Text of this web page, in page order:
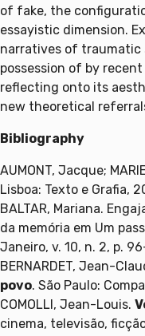
of fake, the
essayistic dimension.
narratives of traumatic
possession of by
reflecting onto its
new theoretical
Bibliography
AUMONT, Jacque;
Lisboa: Texto e Grafia,
BALTAR, Mariana.
da memória em Um
Janeiro, v. 10, n. 2, p.
BERNARDET, Jean-
povo. São Paulo:
COMOLLI, Jean-Louis.
cinema, televisão,